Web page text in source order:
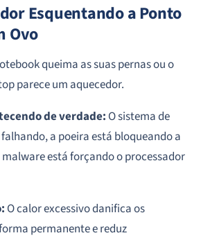
Esquentando a Ponto
Ovo
queima as suas pernas ou o
parece um aquecedor.
de verdade: O sistema de
a poeira está bloqueando a
está forçando o processador
O calor excessivo danifica os
permanente e reduz